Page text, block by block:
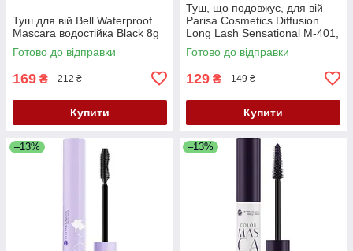
Туш для вій Bell Waterproof
Mascara водостійка Black 8g
Готово до відправки
169 ₴ 212 ₴
Купити
Туш, що подовжує, для вій
Parisa Cosmetics Diffusion
Long Lash Sensational М-401,
12 мл
Готово до відправки
129 ₴ 149 ₴
Купити
–13% –13%